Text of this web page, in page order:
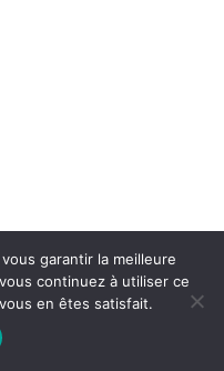
INGLOBO
garantir la meilleure
continuez à utiliser ce
en êtes satisfait.